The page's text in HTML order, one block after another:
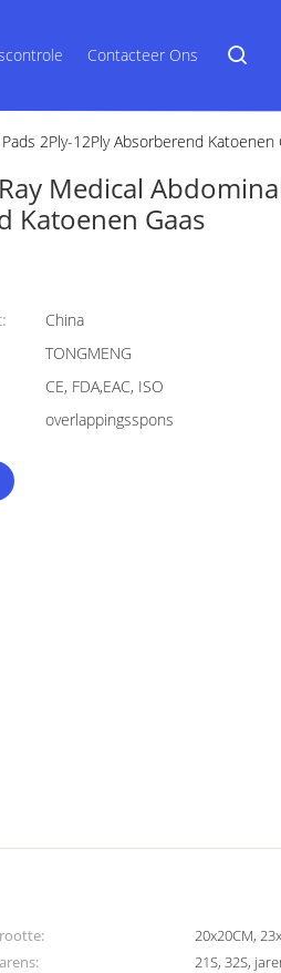
Contacteer Ons
2Ply-12Ply Absorberend Katoenen
Medical
Katoenen Gaas
China
TONGMENG
CE, FDA,EAC, ISO
overlappingsspons
20x20CM,
21S, 32S,